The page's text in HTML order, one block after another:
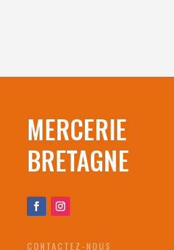
MERCERIE
BRETAGNE
CONTACTEZ-NOUS